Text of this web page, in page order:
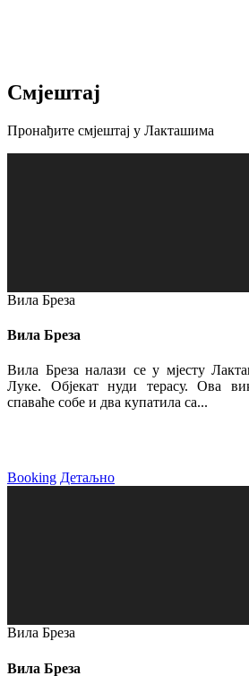
Смјештај
Пронађите смјештај у Лакташима
Вила Бреза
Вила Бреза
Вила Бреза налази се у мјесту
Луке. Објекат нуди терасу. Ова
спаваће собе и два купатила са...
Booking Детаљно
Вила Бреза
Вила Бреза